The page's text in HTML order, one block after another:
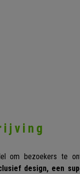
om bezoekers te
design, een